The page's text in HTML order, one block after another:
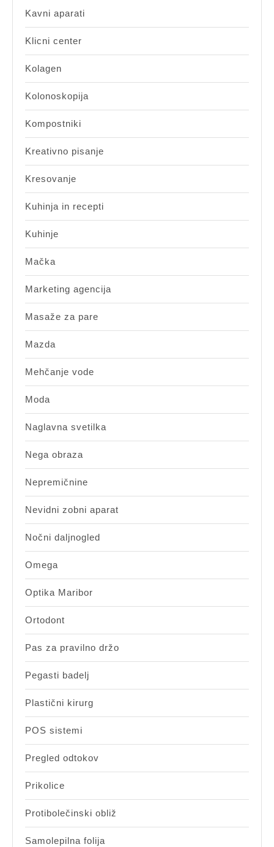
Kavni aparati
Klicni center
Kolagen
Kolonoskopija
Kompostniki
Kreativno pisanje
Kresovanje
Kuhinja in recepti
Kuhinje
Mačka
Marketing agencija
Masaže za pare
Mazda
Mehčanje vode
Moda
Naglavna svetilka
Nega obraza
Nepremičnine
Nevidni zobni aparat
Nočni daljnogled
Omega
Optika Maribor
Ortodont
Pas za pravilno držo
Pegasti badelj
Plastični kirurg
POS sistemi
Pregled odtokov
Prikolice
Protibolečinski obliž
Samolepilna folija